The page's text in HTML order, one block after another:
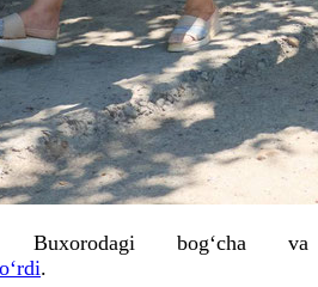
Buxorodagi bog‘cha va
.